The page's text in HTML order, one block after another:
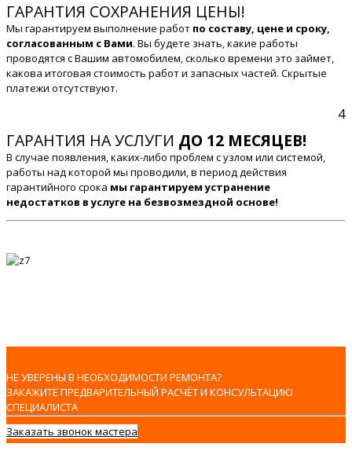
ГАРАНТИЯ СОХРАНЕНИЯ ЦЕНЫ!
Мы гарантируем выполнение работ по составу, цене и сроку,
согласованным с Вами. Вы будете знать, какие работы
проводятся с Вашим автомобилем, сколько времени это займет,
какова итоговая стоимость работ и запасных частей. Скрытые
платежи отсутствуют.
4
ГАРАНТИЯ НА УСЛУГИ ДО 12 МЕСЯЦЕВ!
В случае появления, каких-либо проблем с узлом или системой,
работы над которой мы проводили, в период действия
гарантийного срока мы гарантируем устранение
недостатков в услуге на безвозмездной основе!
НЕ УВЕРЕНЫ В НЕОБХОДИМОСТИ РЕМОНТА?
ЗАКАЖИТЕ ПРЕДВАРИТЕЛЬНЫЙ РАСЧЁТ И КОНСУЛЬТАЦИЮ
СПЕЦИАЛИСТА
Заказать звонок мастера